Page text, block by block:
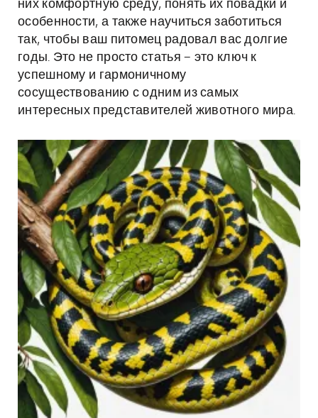
них комфортную среду, понять их повадки и
особенности, а также научиться заботиться
так, чтобы ваш питомец радовал вас долгие
годы. Это не просто статья – это ключ к
успешному и гармоничному
сосуществованию с одним из самых
интересных представителей животного мира.